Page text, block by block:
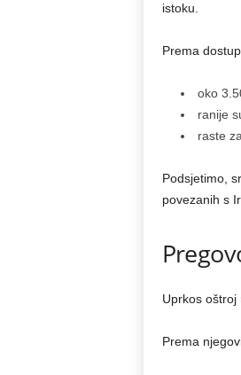
istoku.
Prema
oko
ranije
raste
Podsjetimo,
povezanih s
Uprkos oštroj
Prema